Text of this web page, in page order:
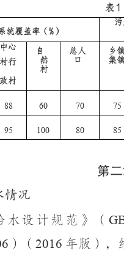
表
统覆盖率（%）
中心
村行
政村
自
然
村
总人
口
乡
集
88 60 70
75
95 100 80 85
第
情况
水设计规范》（
）（ 2016 年版），